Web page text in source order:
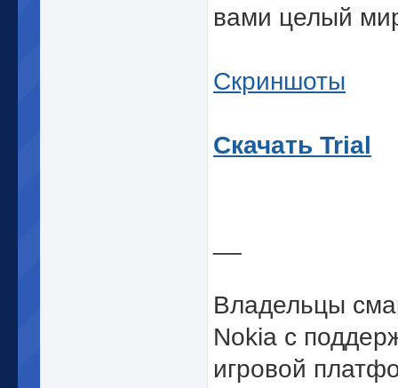
вами целый
Скриншоты
Скачать Trial
Владельцы
Nokia с
игровой